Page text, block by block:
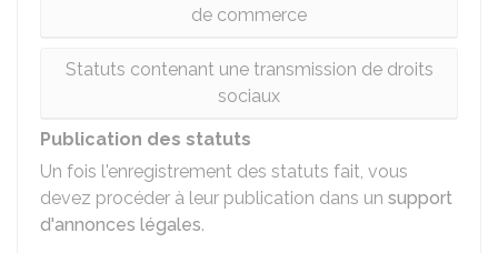
de commerce
Statuts contenant une transmission de droits
sociaux
Publication des statuts
Un fois l'enregistrement des statuts fait, vous
devez procéder à leur publication dans un support
d'annonces légales.